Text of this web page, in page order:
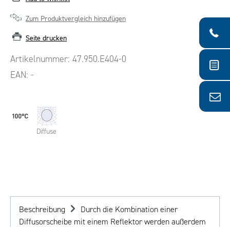
Zum Produktvergleich hinzufügen
Seite drucken
Artikelnummer: 47.950.E404-0
EAN: -
Diffuse
Beschreibung
Durch die Kombination einer
Diffusorscheibe mit einem Reflektor werden außerdem